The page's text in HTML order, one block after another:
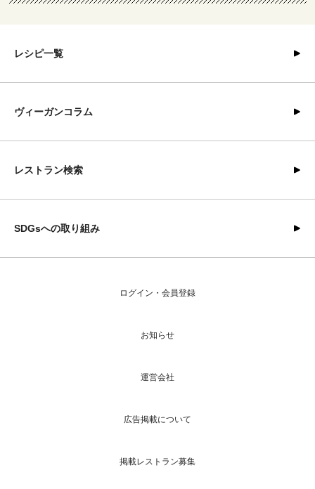
レシピ一覧
ヴィーガンコラム
レストラン検索
SDGsへの取り組み
ログイン・会員登録
お知らせ
運営会社
広告掲載について
掲載レストラン募集